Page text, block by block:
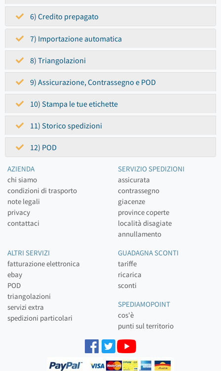
6) Credito prepagato
7) Importazione automatica
8) Triangolazioni
9) Assicurazione, Contrassegno e POD
10) Stampa le tue etichette
11) Storico spedizioni
12) POD
AZIENDA
chi siamo
condizioni di trasporto
note legali
privacy
contattaci
SERVIZIO SPEDIZIONI
assicurata
contrassegno
giacenze
province coperte
località disagiate
annullamento
ALTRI SERVIZI
fatturazione elettronica
ebay
POD
triangolazioni
servizi extra
spedizioni particolari
GUADAGNA SCONTI
tariffe
ricarica
sconti
SPEDIAMOPOINT
cos'è
punti sul territorio